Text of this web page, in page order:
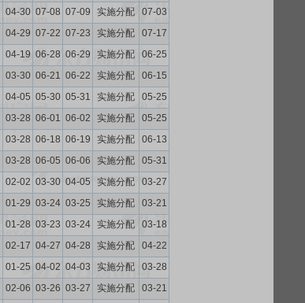
04-30 07-08 07-09 实施分配
07-03
04-29 07-22 07-23 实施分配
07-17
04-19 06-28 06-29 实施分配
06-25
03-30 06-21 06-22 实施分配
06-15
04-05 05-30 05-31 实施分配
05-25
03-28 06-01 06-02 实施分配
05-25
03-28 06-18 06-19 实施分配
06-13
03-28 06-05 06-06 实施分配
05-31
02-02 03-30 04-05 实施分配
03-27
01-29 03-24 03-25 实施分配
03-21
01-28 03-23 03-24 实施分配
03-18
02-17 04-27 04-28 实施分配
04-22
01-25 04-02 04-03 实施分配
03-28
02-06 03-26 03-27 实施分配
03-21